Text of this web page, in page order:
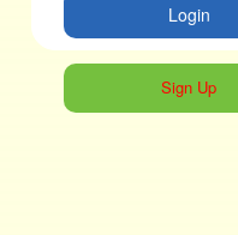
Login
Sign Up